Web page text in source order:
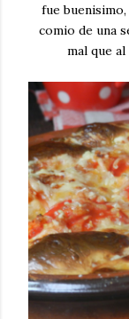
fue
comio de una
mal que